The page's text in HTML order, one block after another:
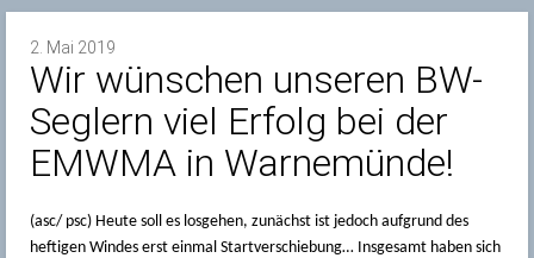
2. Mai 2019
Wir wünschen unseren BW-
Seglern viel Erfolg bei der
EMWMA in Warnemünde!
(asc/ psc) Heute soll es losgehen, zunächst ist jedoch aufgrund des
heftigen Windes erst einmal Startverschiebung… Insgesamt haben sich